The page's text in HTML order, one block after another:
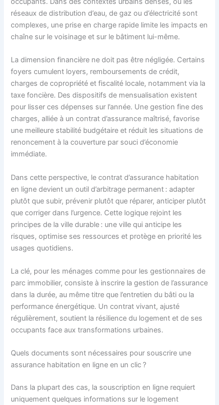
réseaux de distribution d’eau, de gaz ou d’électricité sont
complexes, une prise en charge rapide limite les impacts en
chaîne sur le voisinage et sur le bâtiment lui-même.
La dimension financière ne doit pas être négligée. Certains
foyers cumulent loyers, remboursements de crédit,
charges de copropriété et fiscalité locale, notamment via la
taxe foncière. Des dispositifs de mensualisation existent
pour lisser ces dépenses sur l’année. Une gestion fine des
charges, alliée à un contrat d’assurance maîtrisé, favorise
une meilleure stabilité budgétaire et réduit les situations de
renoncement à la couverture par souci d’économie
immédiate.
Dans cette perspective, le contrat d’assurance habitation
en ligne devient un outil d’arbitrage permanent : adapter
plutôt que subir, prévenir plutôt que réparer, anticiper plutôt
que corriger dans l’urgence. Cette logique rejoint les
principes de la ville durable : une ville qui anticipe les
risques, optimise ses ressources et protège en priorité les
usages quotidiens.
La clé, pour les ménages comme pour les gestionnaires de
parc immobilier, consiste à inscrire la gestion de l’assurance
dans la durée, au même titre que l’entretien du bâti ou la
performance énergétique. Un contrat vivant, ajusté
régulièrement, soutient la résilience du logement et de ses
occupants face aux transformations urbaines.
Quels documents sont nécessaires pour souscrire une
assurance habitation en ligne en un clic ?
Dans la plupart des cas, la souscription en ligne requiert
uniquement quelques informations sur le logement